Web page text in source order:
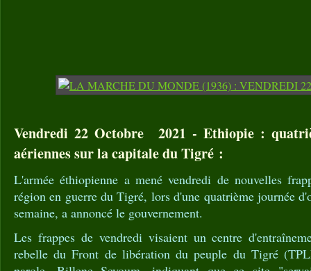
Vendredi 22 Octobre 2021 - Ethiopie :
aériennes sur la capitale du Tigré :
L'armée éthiopienne a mené vendredi de nouvelles
région en guerre du Tigré, lors d'une quatrième journée
semaine, a annoncé le gouvernement.
Les frappes de vendredi visaient un centre
rebelle du Front de libération du peuple du Tigré